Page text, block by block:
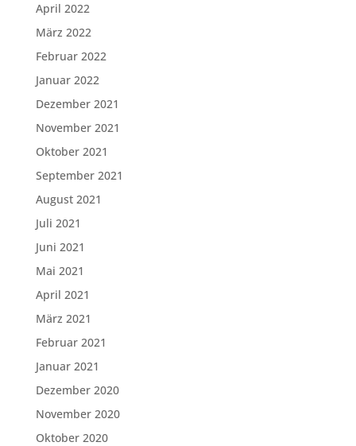
April 2022
März 2022
Februar 2022
Januar 2022
Dezember 2021
November 2021
Oktober 2021
September 2021
August 2021
Juli 2021
Juni 2021
Mai 2021
April 2021
März 2021
Februar 2021
Januar 2021
Dezember 2020
November 2020
Oktober 2020